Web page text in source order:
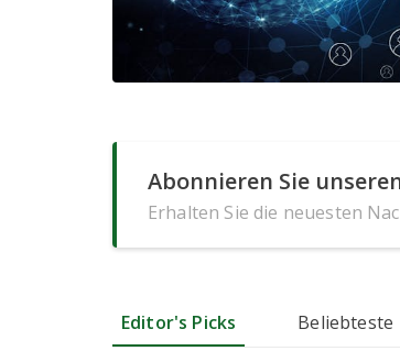
Abonnieren Sie
Erhalten Sie die neuesten
Editor's Picks Beliebteste